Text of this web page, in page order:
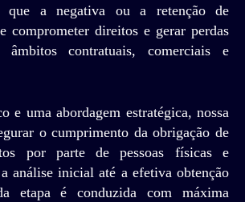
que a negativa ou a retenção de
comprometer direitos e gerar perdas
âmbitos contratuais, comerciais e
e uma abordagem estratégica, nossa
o cumprimento da obrigação de
por parte de pessoas físicas e
análise inicial até a efetiva obtenção
etapa é conduzida com máxima